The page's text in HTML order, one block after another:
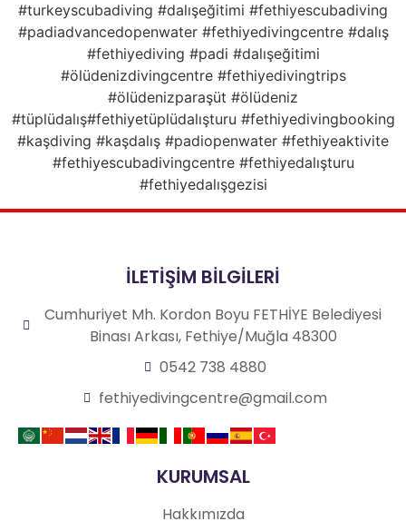
#turkeyscubadiving #dalışeğitimi #fethiyescubadiving
#padiadvancedopenwater #fethiyedivingcentre #dalış
#fethiyediving #padi #dalışeğitimi
#ölüdenizdivingcentre #fethiyedivingtrips
#ölüdenizparaşüt #ölüdeniz
#tüplüdalış#fethiyetüplüdalışturu #fethiyedivingbooking
#kaşdiving #kaşdalış #padiopenwater #fethiyeaktivite
#fethiyescubadivingcentre #fethiyedalışturu
#fethiyedalışgezisi
İLETİŞİM BİLGİLERİ
Cumhuriyet Mh. Kordon Boyu FETHİYE Belediyesi
Binası Arkası, Fethiye/Muğla 48300
0542 738 4880
fethiyedivingcentre@gmail.com
KURUMSAL
Hakkımızda